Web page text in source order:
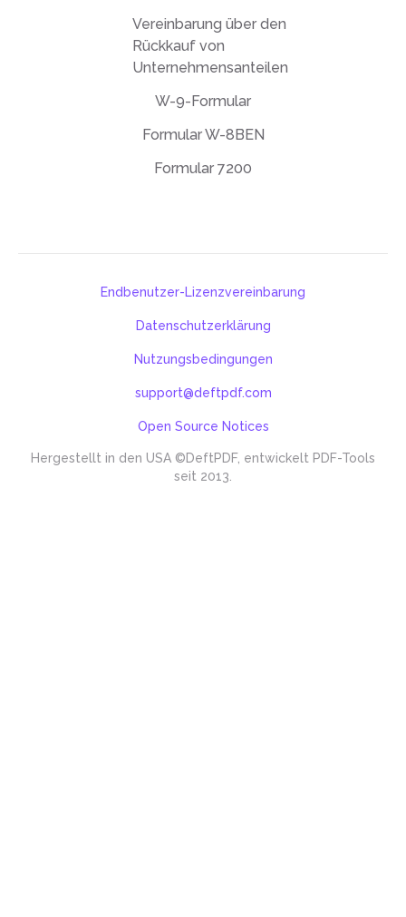
Vereinbarung über den
Rückkauf von
Unternehmensanteilen
W-9-Formular
Formular W-8BEN
Formular 7200
Hergestellt in den USA ©DeftPDF, entwickelt PDF-Tools
seit 2013.
Endbenutzer-Lizenzvereinbarung
Datenschutzerklärung
Nutzungsbedingungen
support@deftpdf.com
Open Source Notices